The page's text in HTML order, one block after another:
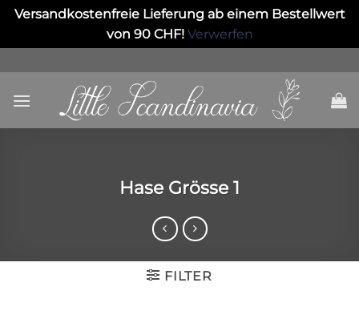
Versandkostenfreie Lieferung ab einem Bestellwert
von 90 CHF! Verwerfen
to
content
Hase Grösse 1
FILTER